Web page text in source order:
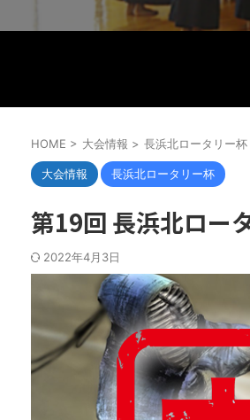
HOME > 大会情報 > 長浜北ロータリー杯
大会情報 長浜北ロータリー杯
第19回 長浜北ロー
2022年4月3日